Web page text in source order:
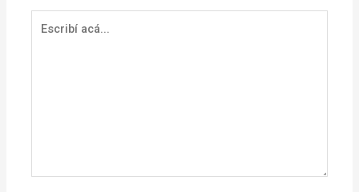
acá...